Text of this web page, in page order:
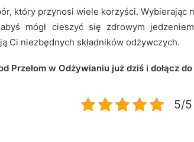
który przynosi wiele korzyści. Wybierając
mógł cieszyć się zdrowym
Ci niezbędnych składników odżywczych.
Przełom w Odżywianiu już dziś i dołącz
5/5